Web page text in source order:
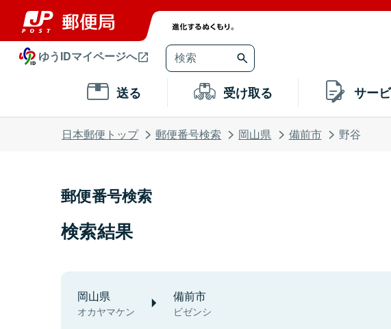
ゆうIDマイページへ
送る 受け取る サー
日本郵便トップ 郵便番号検索 岡山県 備前市 野谷
郵便番号検索
検索結果
岡山県
オカヤマケン
備前市
ビゼンシ